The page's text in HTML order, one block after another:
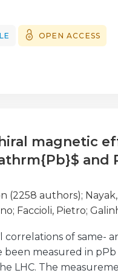
the showers such as
study of air showers.
OPEN ACCESS
magnetic
and
(2258 authors);
; Faccioli, Pietro;
;Silva, Pedro;
of same-
measured in pPb
LHC. The